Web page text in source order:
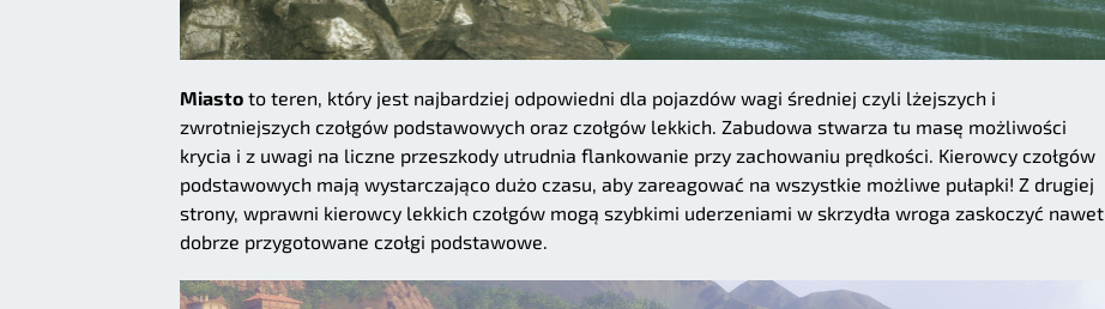
Miasto to teren, który jest najbardziej odpowiedni dla pojazdów wagi średniej czyli lżejszych i
zwrotniejszych czołgów podstawowych oraz czołgów lekkich. Zabudowa stwarza tu masę możliwości
krycia i z uwagi na liczne przeszkody utrudnia flankowanie przy zachowaniu prędkości. Kierowcy czołgów
podstawowych mają wystarczająco dużo czasu, aby zareagować na wszystkie możliwe pułapki! Z drugiej
strony, wprawni kierowcy lekkich czołgów mogą szybkimi uderzeniami w skrzydła wroga zaskoczyć nawet
dobrze przygotowane czołgi podstawowe.